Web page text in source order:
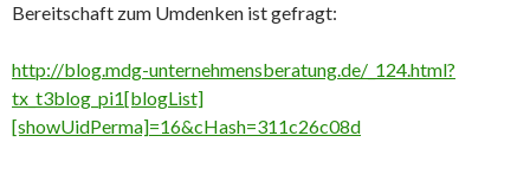
Bereitschaft zum Umdenken ist gefragt:
http://blog.mdg-unternehmensberatung.de/_124.html?
tx_t3blog_pi1[blogList]
[showUidPerma]=16&cHash=311c26c08d